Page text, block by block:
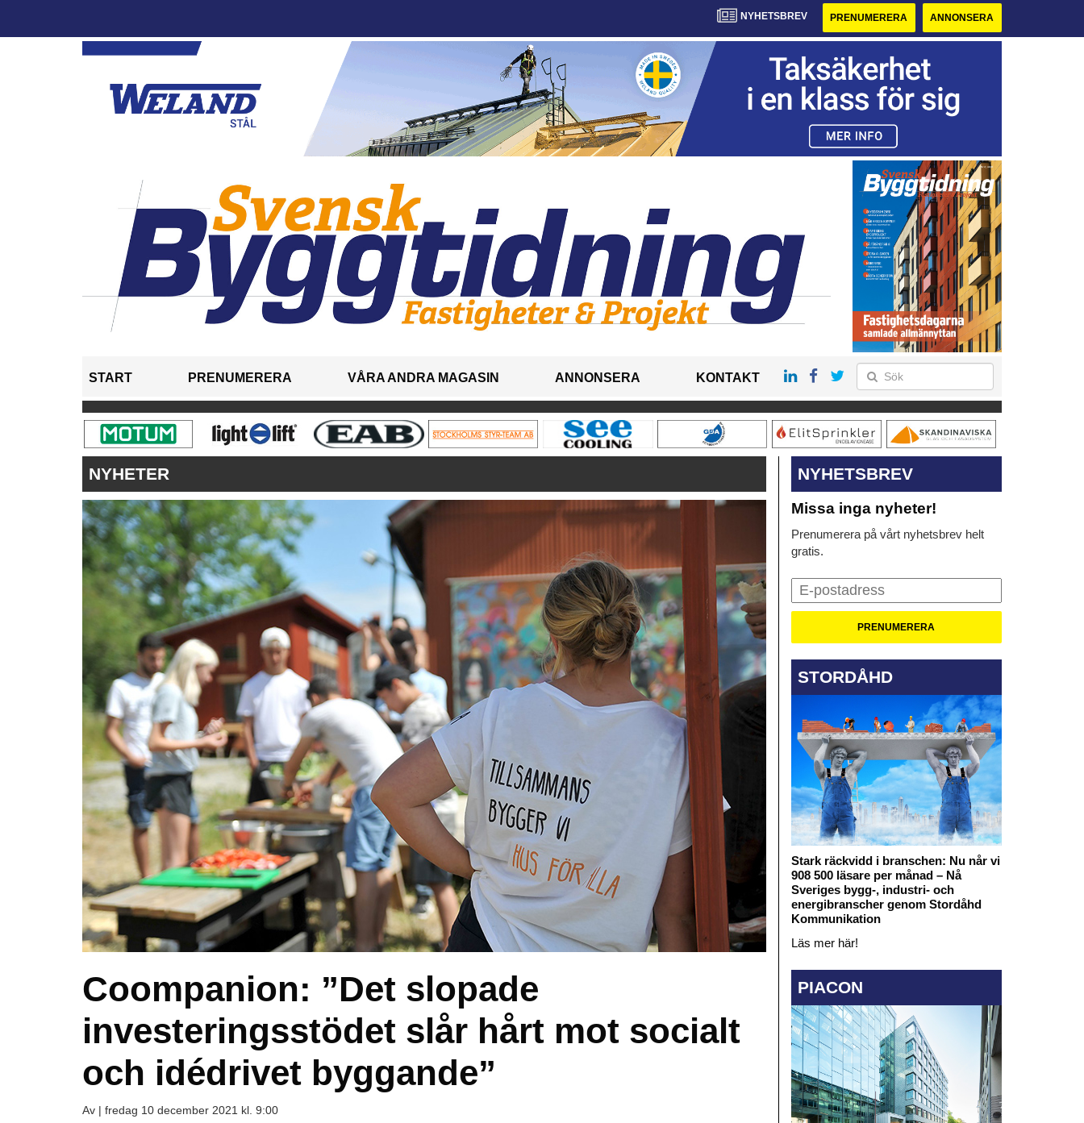
NYHETSBREV PRENUMERERA ANNONSERA
START PRENUMERERA VÅRA ANDRA MAGASIN ANNONSERA KONTAKT
NYHETER
Coompanion: ”Det slopade
investeringsstödet slår hårt mot socialt
och idédrivet byggande”
Av | fredag 10 december 2021 kl. 9:00
NYHETSBREV
Missa inga nyheter!
Prenumerera på vårt nyhetsbrev helt
gratis.
STORDÅHD
Stark räckvidd i branschen: Nu når vi
908 500 läsare per månad – Nå
Sveriges bygg-, industri- och
energibranscher genom Stordåhd
Kommunikation
Läs mer här!
PIACON